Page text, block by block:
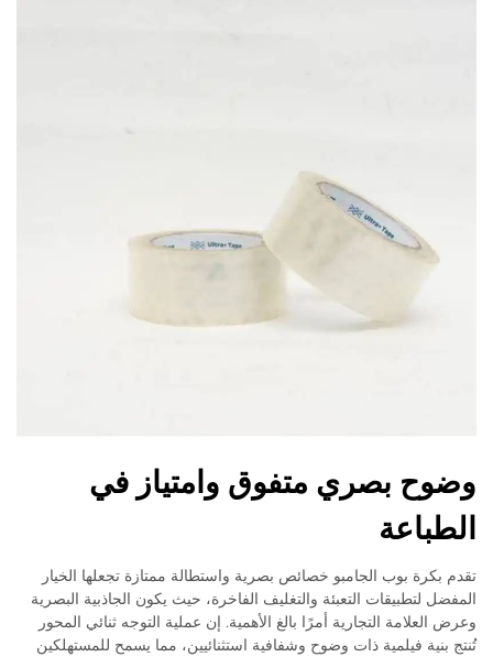
وضوح بصري متفوق وامتياز في
الطباعة
تقدم بكرة بوب الجامبو خصائص بصرية واستطالة ممتازة تجعلها الخيار
المفضل لتطبيقات التعبئة والتغليف الفاخرة، حيث يكون الجاذبية البصرية
وعرض العلامة التجارية أمرًا بالغ الأهمية. إن عملية التوجه ثنائي المحور
تُنتج بنية فيلمية ذات وضوح وشفافية استثنائيين، مما يسمح للمستهلكين